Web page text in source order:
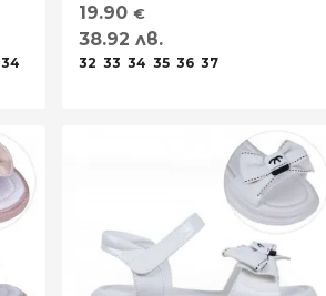
34
19.90 €
38.92 лв.
32 33 34 35 36 37